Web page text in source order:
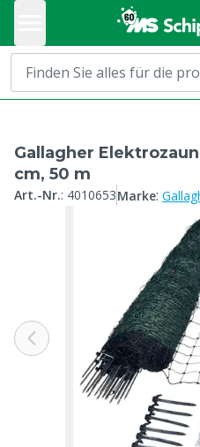
Gallagher
cm, 50 m
Art.-Nr.: 4010653Marke: